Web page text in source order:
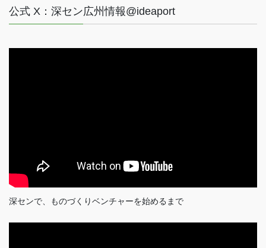
公式 X：深セン広州情報@ideaport
深センで、ものづくりベンチャーを始めるまで